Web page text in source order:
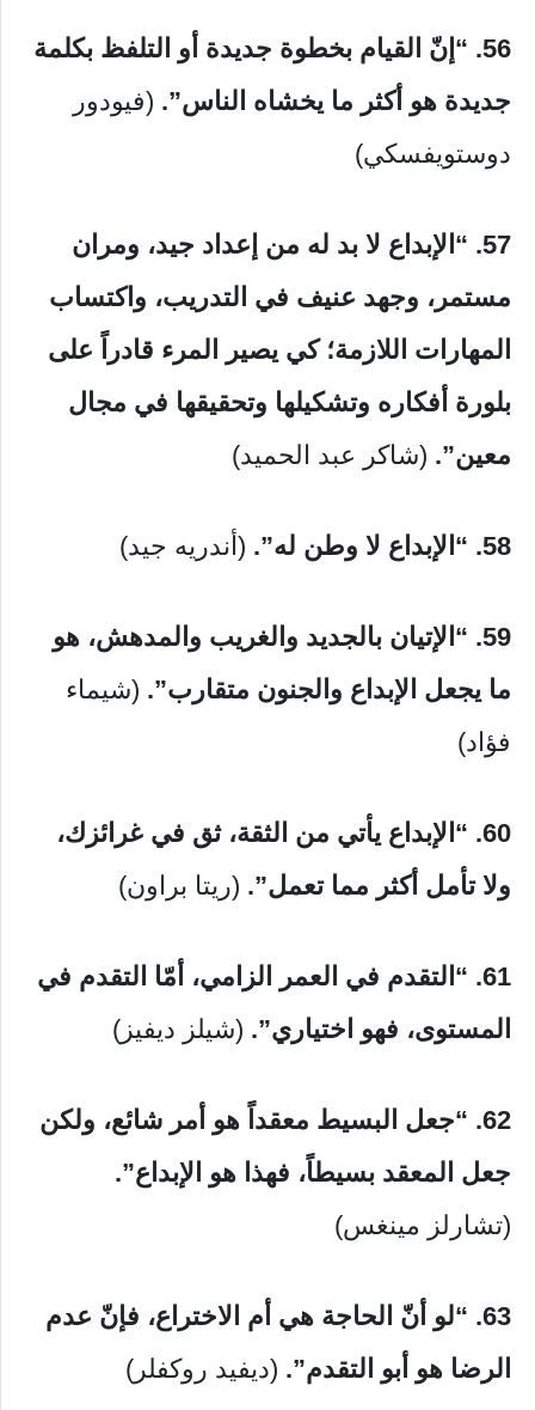
56. “إنّ القيام بخطوة جديدة أو التلفظ بكلمة
جديدة هو أكثر ما يخشاه الناس”. (فيودور
دوستويفسكي)
57. “الإبداع لا بد له من إعداد جيد، ومران
مستمر، وجهد عنيف في التدريب، واكتساب
المهارات اللازمة؛ كي يصير المرء قادراً على
بلورة أفكاره وتشكيلها وتحقيقها في مجال
معين”. (شاكر عبد الحميد)
58. “الإبداع لا وطن له”. (أندريه جيد)
59. “الإتيان بالجديد والغريب والمدهش، هو
ما يجعل الإبداع والجنون متقارب”. (شيماء
فؤاد)
60. “الإبداع يأتي من الثقة، ثق في غرائزك،
ولا تأمل أكثر مما تعمل”. (ريتا براون)
61. “التقدم في العمر الزامي، أمّا التقدم في
المستوى، فهو اختياري”. (شيلز ديفيز)
62. “جعل البسيط معقداً هو أمر شائع، ولكن
جعل المعقد بسيطاً، فهذا هو الإبداع”.
(تشارلز مينغس)
63. “لو أنّ الحاجة هي أم الاختراع، فإنّ عدم
الرضا هو أبو التقدم”. (ديفيد روكفلر)